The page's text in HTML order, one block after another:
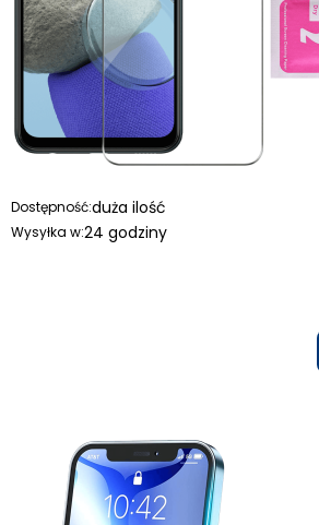
Dostępność:duża ilość
Wysyłka w:24 godziny